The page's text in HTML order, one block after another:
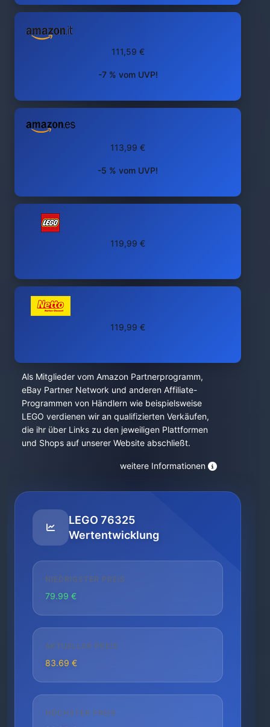
111,59 €
-7 % vom UVP!
113,99 €
-5 % vom UVP!
119,99 €
119,99 €
Als Mitglieder vom Amazon Partnerprogramm,
eBay Partner Network und anderen Affiliate-
Programmen von Händlern wie beispielsweise
LEGO verdienen wir an qualifizierten Verkäufen,
die ihr über Links zu den jeweiligen Plattformen
und Shops auf unserer Website abschließt.
weitere Informationen
LEGO 76325
Wertentwicklung
NIEDRIGSTER PREIS
79.99 €
AKTUELLER PREIS
83.69 €
HÖCHSTER PREIS